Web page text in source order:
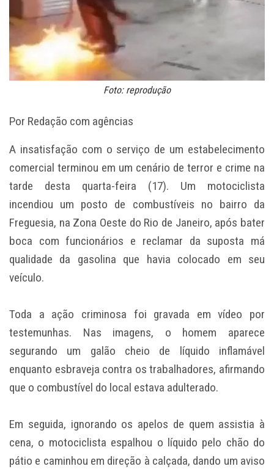
Foto: reprodução
Por Redação com agências
A insatisfação com o serviço de um estabelecimento
comercial terminou em um cenário de terror e crime na
tarde desta quarta-feira (17). Um motociclista
incendiou um posto de combustíveis no bairro da
Freguesia, na Zona Oeste do Rio de Janeiro, após bater
boca com funcionários e reclamar da suposta má
qualidade da gasolina que havia colocado em seu
veículo.
Toda a ação criminosa foi gravada em vídeo por
testemunhas. Nas imagens, o homem aparece
segurando um galão cheio de líquido inflamável
enquanto esbraveja contra os trabalhadores, afirmando
que o combustível do local estava adulterado.
Em seguida, ignorando os apelos de quem assistia à
cena, o motociclista espalhou o líquido pelo chão do
pátio e caminhou em direção à calçada, dando um aviso